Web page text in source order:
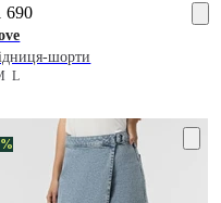
690
шорти
L